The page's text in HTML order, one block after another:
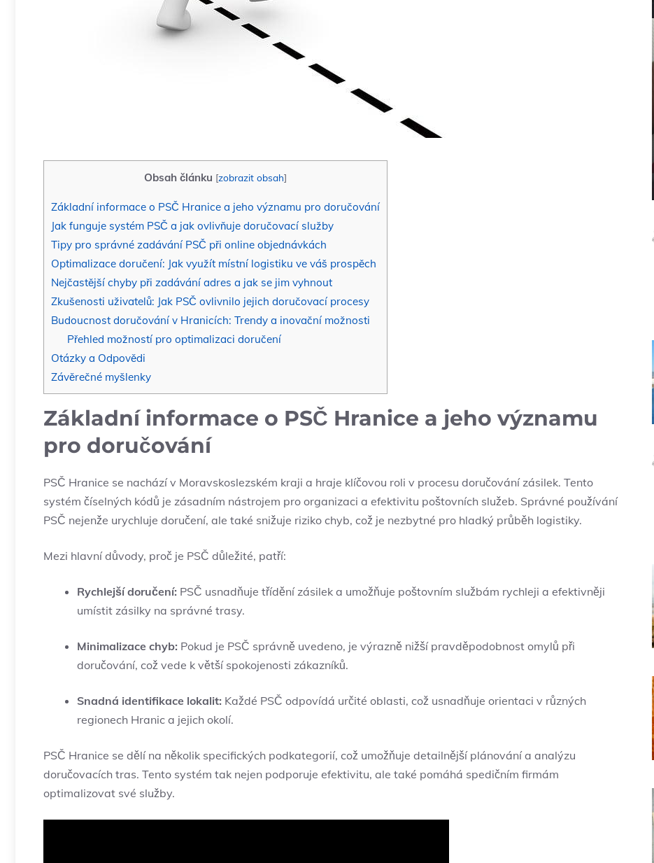
Obsah článku [zobrazit obsah]
Základní informace o PSČ Hranice a jeho významu pro doručování
Jak funguje systém PSČ a jak ovlivňuje doručovací služby
Tipy pro správné zadávání PSČ při online objednávkách
Optimalizace doručení: Jak využít místní logistiku ve váš prospěch
Nejčastější chyby při zadávání adres a jak se jim vyhnout
Zkušenosti uživatelů: Jak PSČ ovlivnilo jejich doručovací procesy
Budoucnost doručování v Hranicích: Trendy a inovační možnosti
Přehled možností pro optimalizaci doručení
Otázky a Odpovědi
Závěrečné myšlenky
Základní informace o PSČ Hranice a jeho významu
pro doručování
PSČ Hranice se nachází v Moravskoslezském kraji a hraje klíčovou roli v procesu doručování zásilek. Tento
systém číselných kódů je zásadním nástrojem pro organizaci a efektivitu poštovních služeb. Správné používání
PSČ nejenže urychluje doručení, ale také snižuje riziko chyb, což je nezbytné pro hladký průběh logistiky.
Mezi hlavní důvody, proč je PSČ důležité, patří:
Rychlejší doručení: PSČ usnadňuje třídění zásilek a umožňuje poštovním službám rychleji a efektivněji
umístit zásilky na správné trasy.
Minimalizace chyb: Pokud je PSČ správně uvedeno, je výrazně nižší pravděpodobnost omylů při
doručování, což vede k větší spokojenosti zákazníků.
Snadná identifikace lokalit: Každé PSČ odpovídá určité oblasti, což usnadňuje orientaci v různých
regionech Hranic a jejich okolí.
PSČ Hranice se dělí na několik specifických podkategorií, což umožňuje detailnější plánování a analýzu
doručovacích tras. Tento systém tak nejen podporuje efektivitu, ale také pomáhá spedičním firmám
optimalizovat své služby.